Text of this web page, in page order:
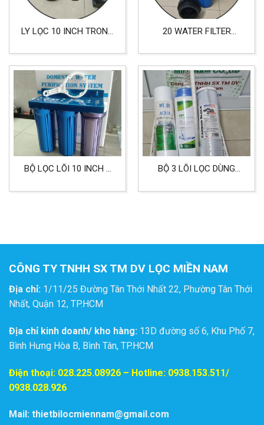
LY LỌC 10 INCH TRONG
SINH HOẠT, LỌC NƯỚC
ĂN UỐNG
20 WATER FILTER
NƯỚC SINH HOẠT,
CÔNG NGHIỆP ĐẦU REN
27
BỘ LỌC LÕI 10 INCH 3
NƯỚC SINH HOẠT
BỘ 3 LÕI LỌC DÙNG
HOẠT NHIỄM PHÈN
CÔNG TY TNHH SX TM DV LỌC MIỀN NAM
Địa chỉ: 1/11/25 Đường Tân Thới Nhất 22, Phường Tân Thới
Nhất, Quận 12, TP.HCM
Địa chỉ kinh doanh/ kho hàng: 13D đường số 6, Khu Phố 7,
Bình Hưng Hòa B, Bình Tân, TP.HCM
Điện thoại: 028.225.08926 – Hotline: 0938.153.511/
0938.028.926
Mail: thietbilocmiennam@gmail.com